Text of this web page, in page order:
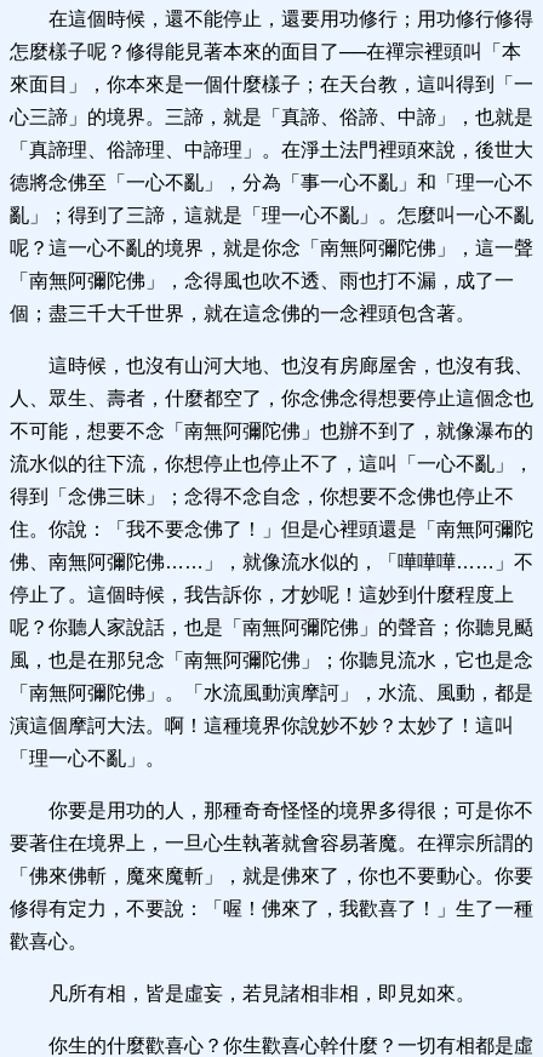
在這個時候，還不能停止，還要用功修行；用功修行修得
怎麼樣子呢？修得能見著本來的面目了──在禪宗裡頭叫「本
來面目」，你本來是一個什麼樣子；在天台教，這叫得到「一
心三諦」的境界。三諦，就是「真諦、俗諦、中諦」，也就是
「真諦理、俗諦理、中諦理」。在淨土法門裡頭來說，後世大
德將念佛至「一心不亂」，分為「事一心不亂」和「理一心不
亂」；得到了三諦，這就是「理一心不亂」。怎麼叫一心不亂
呢？這一心不亂的境界，就是你念「南無阿彌陀佛」，這一聲
「南無阿彌陀佛」，念得風也吹不透、雨也打不漏，成了一
個；盡三千大千世界，就在這念佛的一念裡頭包含著。
這時候，也沒有山河大地、也沒有房廊屋舍，也沒有我、
人、眾生、壽者，什麼都空了，你念佛念得想要停止這個念也
不可能，想要不念「南無阿彌陀佛」也辦不到了，就像瀑布的
流水似的往下流，你想停止也停止不了，這叫「一心不亂」，
得到「念佛三昧」；念得不念自念，你想要不念佛也停止不
住。你說：「我不要念佛了！」但是心裡頭還是「南無阿彌陀
佛、南無阿彌陀佛……」，就像流水似的，「嘩嘩嘩……」不
停止了。這個時候，我告訴你，才妙呢！這妙到什麼程度上
呢？你聽人家說話，也是「南無阿彌陀佛」的聲音；你聽見颳
風，也是在那兒念「南無阿彌陀佛」；你聽見流水，它也是念
「南無阿彌陀佛」。「水流風動演摩訶」，水流、風動，都是
演這個摩訶大法。啊！這種境界你說妙不妙？太妙了！這叫
「理一心不亂」。
你要是用功的人，那種奇奇怪怪的境界多得很；可是你不
要著住在境界上，一旦心生執著就會容易著魔。在禪宗所謂的
「佛來佛斬，魔來魔斬」，就是佛來了，你也不要動心。你要
修得有定力，不要說：「喔！佛來了，我歡喜了！」生了一種
歡喜心。
凡所有相，皆是虛妄，若見諸相非相，即見如來。
你生的什麼歡喜心？你生歡喜心幹什麼？一切有相都是虛